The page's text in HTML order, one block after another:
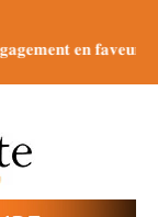
𝐞𝐧 𝐟𝐚𝐯𝐞𝐮𝐫 𝐝’𝐮𝐧𝐞